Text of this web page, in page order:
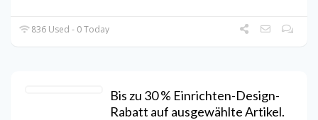
836 Used - 0 Today
Bis zu 30 % Einrichten-Design-
Rabatt auf ausgewählte Artikel.